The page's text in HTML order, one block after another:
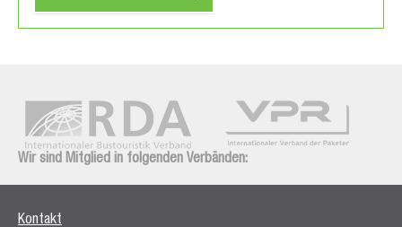
Wir sind Mitglied in folgenden Verbänden:
Kontakt